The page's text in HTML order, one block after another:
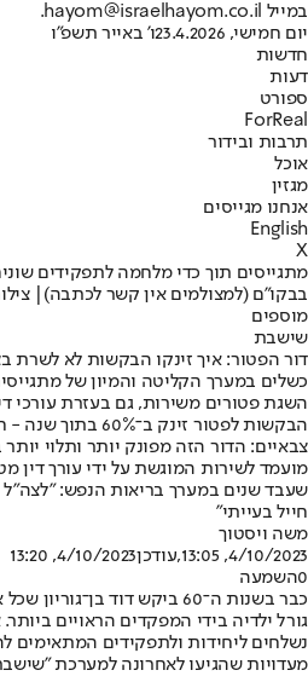
במייל hayom@israelhayom.co.il.
יום חמישי, 23.4.2026
ו' באייר תשפ"ו
חדשות
דעות
ספורט
ForReal
תרבות ובידור
אוכל
מגזין
אנחנו מגייסים
English
X
מתגייסים תוך כדי מלחמה לתפקידים
בבקו"ם (למצולמים אין קשר לכתבה)|
מוספים
שישבת
דור הפטור: איך זינקו הבקשות לא לשרת
כשלים במערך הקליטה והמיון של
השגת פטורים משירות, גם בעזרת עורכי
הבקשות לפטור זינק
צבאיים: הדור הזה מפונק יותר ותלוי
מועמד לשירות המוגשת על ידי עורך דין
שעבד שנים במערך בריאות הנפש:
חייל בעייתי"
משה ויסטוך
4/10/2023, 13:05
,עודכן4/10/2023, 13:20
0השמעה
כבר בשנות ה־60 ביקש דוד
גורל ילדיה בידי המפקדים הראויים
נשלחים ליחידות ולתפקידים המתאימים
מעדויות שהגיעו לאחרונה למערכת